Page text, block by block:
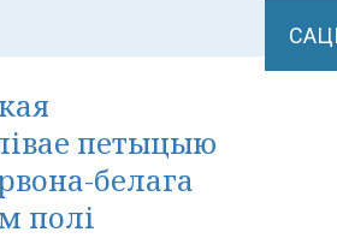
петыцыю
белага
полі